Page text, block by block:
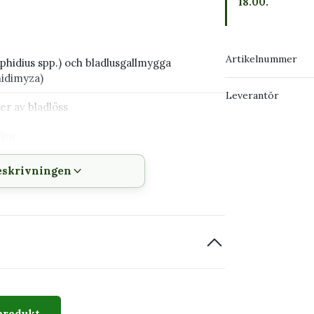
spp.) och bladlusgallmygga
av bladlöss
bladlusmumier och döda, utsugna bladlöss
(
Artikelnummer
Leverantör